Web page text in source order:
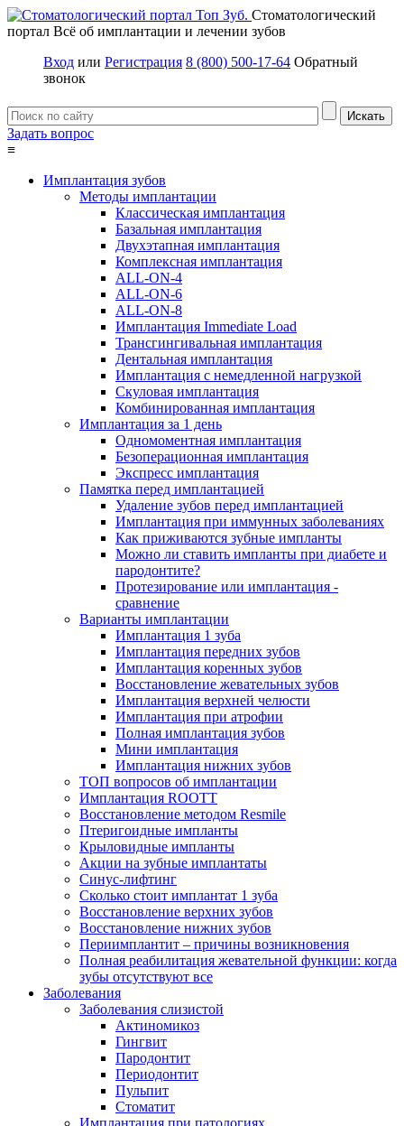
Стоматологический
портал Всё об имплантации и лечении зубов
Вход или Регистрация 8 (800) 500-17-64 Обратный
звонок
Задать вопрос
≡
Имплантация зубов
Методы имплантации
Классическая имплантация
Базальная имплантация
Двухэтапная имплантация
Комплексная имплантация
ALL-ON-4
ALL-ON-6
ALL-ON-8
Имплантация Immediate Load
Трансгингивальная имплантация
Дентальная имплантация
Имплантация с немедленной нагрузкой
Скуловая имплантация
Комбинированная имплантация
Имплантация за 1 день
Одномоментная имплантация
Безоперационная имплантация
Экспресс имплантация
Памятка перед имплантацией
Удаление зубов перед имплантацией
Имплантация при иммунных заболеваниях
Как приживаются зубные импланты
Можно ли ставить импланты при диабете и
пародонтите?
Протезирование или имплантация -
сравнение
Варианты имплантации
Имплантация 1 зуба
Имплантация передних зубов
Имплантация коренных зубов
Восстановление жевательных зубов
Имплантация верхней челюсти
Имплантация при атрофии
Полная имплантация зубов
Мини имплантация
Имплантация нижних зубов
ТОП вопросов об имплантации
Имплантация ROOTT
Восстановление методом Resmile
Птеригоидные импланты
Крыловидные импланты
Акции на зубные имплантаты
Синус-лифтинг
Сколько стоит имплантат 1 зуба
Восстановление верхних зубов
Восстановление нижних зубов
Периимплантит – причины возникновения
Полная реабилитация жевательной функции: когда
зубы отсутствуют все
Заболевания
Заболевания слизистой
Актиномикоз
Гингвит
Пародонтит
Периодонтит
Пульпит
Стоматит
Имплантация при патологиях